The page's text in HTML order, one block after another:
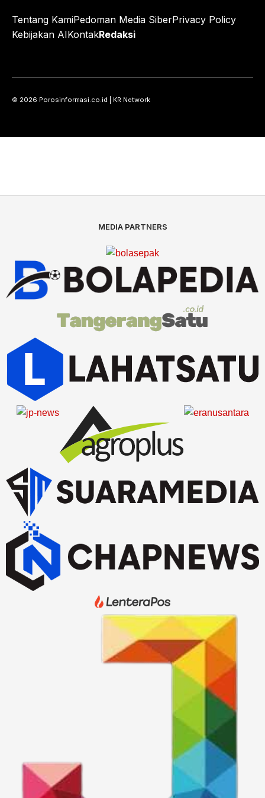
Tentang KamiPedoman Media SiberPrivacy Policy
Kebijakan AIKontakRedaksi
© 2026 Porosinformasi.co.id | KR Network
MEDIA PARTNERS